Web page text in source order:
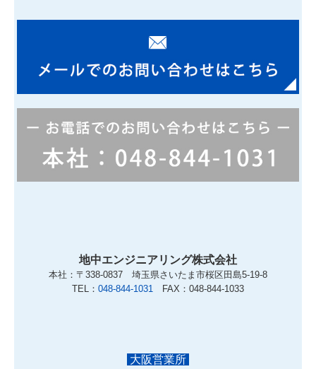
地中エンジニアリング株式会社
本社：〒338-0837 埼玉県さいたま市桜区田島5-19-8
TEL： 048-844-1031 FAX：048-844-1033
大阪営業所